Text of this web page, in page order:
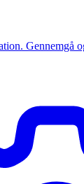
Gennemgå